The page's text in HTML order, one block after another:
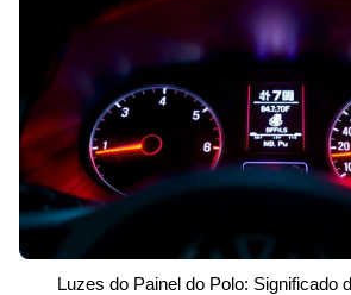
Luzes do Painel do Polo: Significado